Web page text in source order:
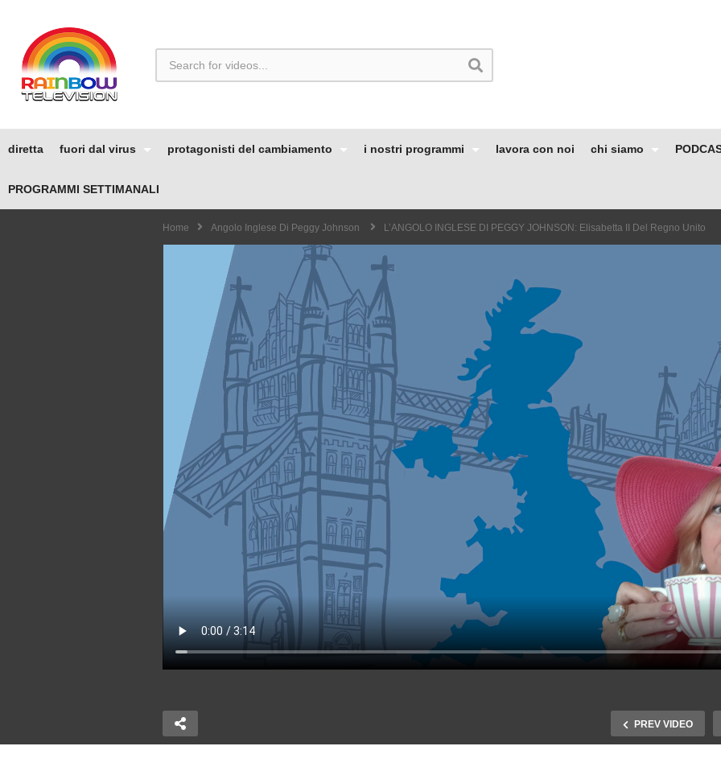
diretta fuori dal virus protagonisti del cambiamento i nostri programmi lavora con noi chi siamo
PROGRAMMI SETTIMANALI
Home Angolo Inglese Di Peggy Johnson L’ANGOLO INGLESE DI PEGGY JOHNSON: Elisabetta II Del Regno Unito
PREV VIDEO